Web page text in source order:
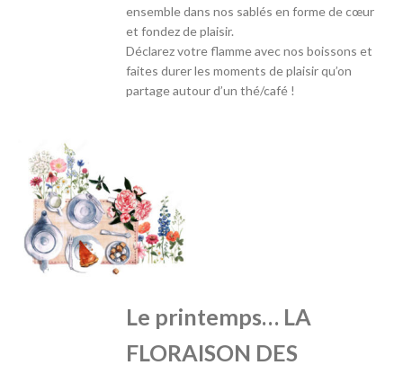
ensemble dans nos sablés en forme de cœur
et fondez de plaisir.
Déclarez votre flamme avec nos boissons et
faites durer les moments de plaisir qu’on
partage autour d’un thé/café !
Le printemps… LA
FLORAISON DES